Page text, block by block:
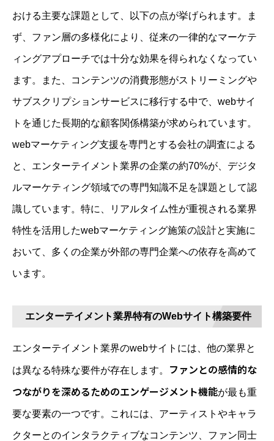
おける主要な課題として、以下の点が挙げられます。ま
ず、ファン層の多様化により、従来の一律的なマーケテ
ィングアプローチでは十分な効果を得られなくなってい
ます。また、コンテンツの消費形態がストリーミングや
サブスクリプションサービスに移行する中で、webサイ
トを通じた長期的な顧客関係構築が求められています。
webマーケティング支援を専門とする会社の調査による
と、エンターテイメント業界の企業の約70%が、デジタ
ルマーケティング領域での専門知識不足を課題として認
識しています。特に、リアルタイム性が重視される業界
特性を活用したwebマーケティング施策の設計と実施に
おいて、多くの企業が外部の専門企業への依存を高めて
います。
エンターテイメント業界特有のWebサイト構築要件
エンターテイメント業界のwebサイトには、他の業界と
は異なる特殊な要件が存在します。
ファンとの感情的な
つながりを深めるためのエンゲージメント機能が最も重
要な要素の一つです。これには、アーティストやキャラ
クターとのインタラクティブなコンテンツ、ファン同士